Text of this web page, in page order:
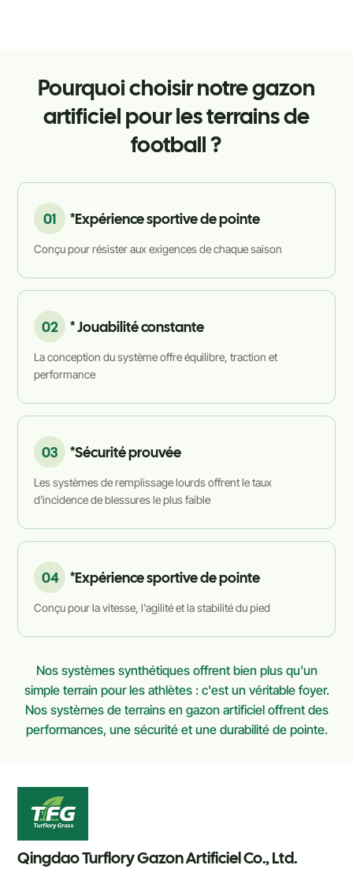
Pourquoi choisir notre gazon
artificiel pour les terrains de
football ?
01 *Expérience sportive de pointe
Conçu pour résister aux exigences de chaque saison
02 * Jouabilité constante
La conception du système offre équilibre, traction et
performance
03 *Sécurité prouvée
Les systèmes de remplissage lourds offrent le taux
d'incidence de blessures le plus faible
04 *Expérience sportive de pointe
Conçu pour la vitesse, l'agilité et la stabilité du pied
Nos systèmes synthétiques offrent bien plus qu'un
simple terrain pour les athlètes : c'est un véritable foyer.
Nos systèmes de terrains en gazon artificiel offrent des
performances, une sécurité et une durabilité de pointe.
Qingdao Turflory Gazon Artificiel Co., Ltd.